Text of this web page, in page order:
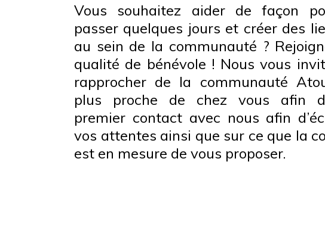
Vous souhaitez aider de façon
passer quelques jours et créer des
au sein de la communauté ?
qualité de bénévole ! Nous vous
rapprocher de la communauté
plus proche de chez vous afin
premier contact avec nous afin
vos attentes ainsi que sur ce que la
est en mesure de vous proposer.